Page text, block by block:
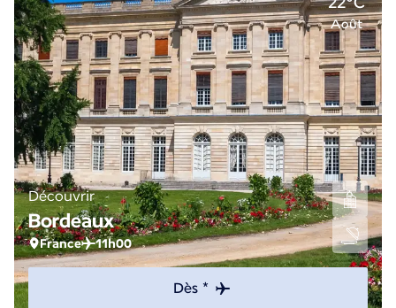
Août
Découvrir
Bordeaux
France 11h00
Dès *